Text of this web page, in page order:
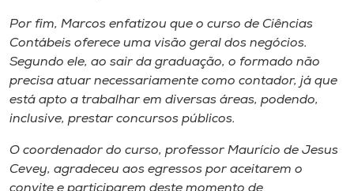
Por fim, Marcos enfatizou que o curso de Ciências
Contábeis oferece uma visão geral dos negócios.
Segundo ele, ao sair da graduação, o formado não
precisa atuar necessariamente como contador, já que
está apto a trabalhar em diversas áreas, podendo,
inclusive, prestar concursos públicos.
O coordenador do curso, professor Maurício de Jesus
Cevey, agradeceu aos egressos por aceitarem o